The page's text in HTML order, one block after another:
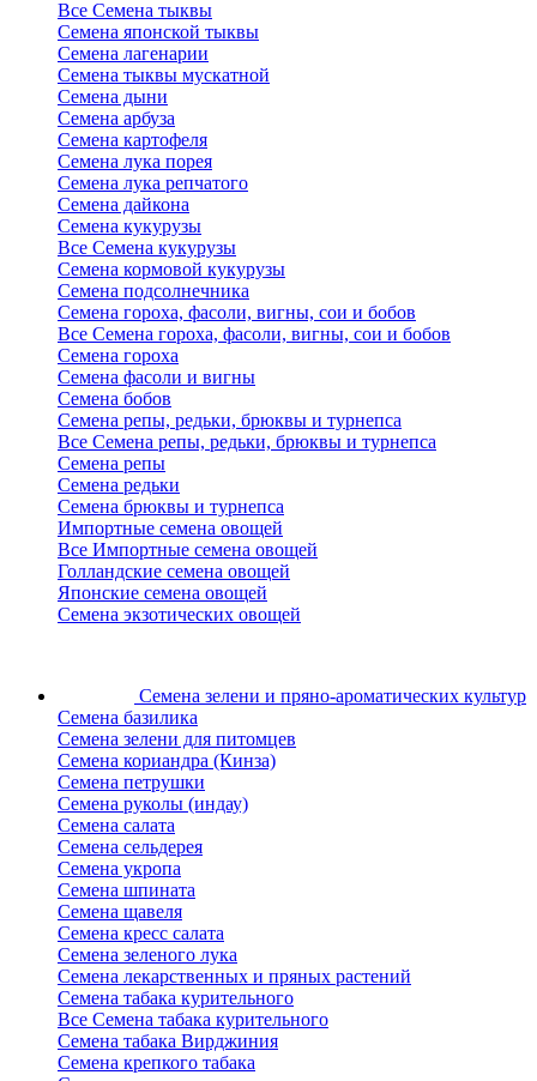
Все Семена тыквы
Семена японской тыквы
Семена лагенарии
Семена тыквы мускатной
Семена дыни
Семена арбуза
Семена картофеля
Семена лука порея
Семена лука репчатого
Семена дайкона
Семена кукурузы
Все Семена кукурузы
Семена кормовой кукурузы
Семена подсолнечника
Семена гороха, фасоли, вигны, сои и бобов
Все Семена гороха, фасоли, вигны, сои и бобов
Семена гороха
Семена фасоли и вигны
Семена бобов
Семена репы, редьки, брюквы и турнепса
Все Семена репы, редьки, брюквы и турнепса
Семена репы
Семена редьки
Семена брюквы и турнепса
Импортные семена овощей
Все Импортные семена овощей
Голландские семена овощей
Японские семена овощей
Семена экзотических овощей
Семена зелени и пряно-ароматических культур
Семена базилика
Семена зелени для питомцев
Семена кориандра (Кинза)
Семена петрушки
Семена руколы (индау)
Семена салата
Семена сельдерея
Семена укропа
Семена шпината
Семена щавеля
Семена кресс салата
Семена зеленого лука
Семена лекарственных и пряных растений
Семена табака курительного
Все Семена табака курительного
Семена табака Вирджиния
Семена крепкого табака